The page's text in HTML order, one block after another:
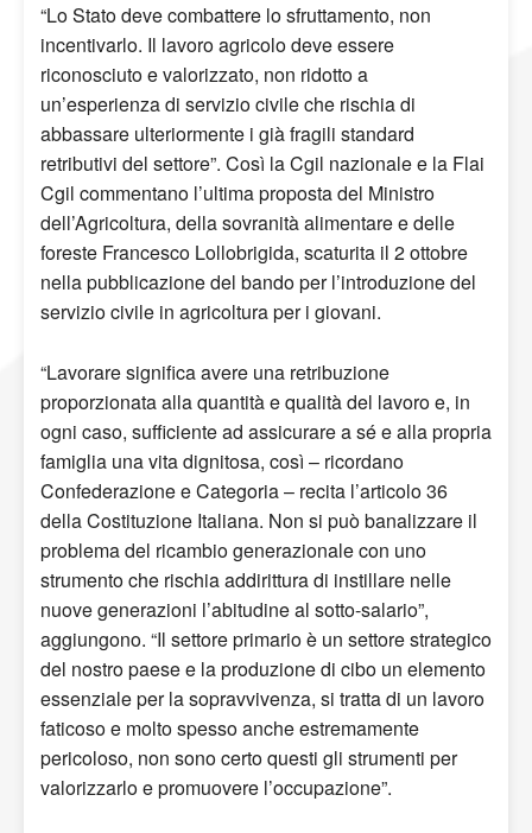
“Lo Stato deve combattere lo sfruttamento, non
incentivarlo. Il lavoro agricolo deve essere
riconosciuto e valorizzato, non ridotto a
un’esperienza di servizio civile che rischia di
abbassare ulteriormente i già fragili standard
retributivi del settore”. Così la Cgil nazionale e la Flai
Cgil commentano l’ultima proposta del Ministro
dell’Agricoltura, della sovranità alimentare e delle
foreste Francesco Lollobrigida, scaturita il 2 ottobre
nella pubblicazione del bando per l’introduzione del
servizio civile in agricoltura per i giovani.
“Lavorare significa avere una retribuzione
proporzionata alla quantità e qualità del lavoro e, in
ogni caso, sufficiente ad assicurare a sé e alla propria
famiglia una vita dignitosa, così – ricordano
Confederazione e Categoria – recita l’articolo 36
della Costituzione Italiana. Non si può banalizzare il
problema del ricambio generazionale con uno
strumento che rischia addirittura di instillare nelle
nuove generazioni l’abitudine al sotto-salario”,
aggiungono. “Il settore primario è un settore strategico
del nostro paese e la produzione di cibo un elemento
essenziale per la sopravvivenza, si tratta di un lavoro
faticoso e molto spesso anche estremamente
pericoloso, non sono certo questi gli strumenti per
valorizzarlo e promuovere l’occupazione”.